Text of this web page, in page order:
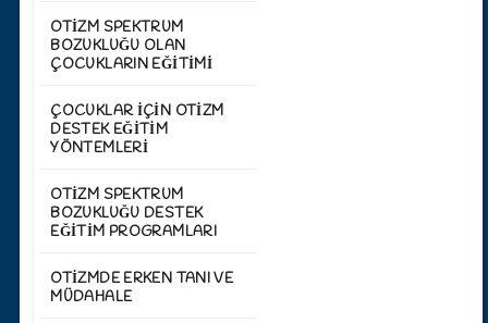
OTIZM SPEKTRUM
BOZUKLUĞU OLAN
ÇOCUKLARIN EĞITIMI
ÇOCUKLAR İÇIN OTIZM
DESTEK EĞITIM
YÖNTEMLERI
OTIZM SPEKTRUM
BOZUKLUĞU DESTEK
EĞITIM PROGRAMLARI
OTIZMDE ERKEN TANI VE
MÜDAHALE